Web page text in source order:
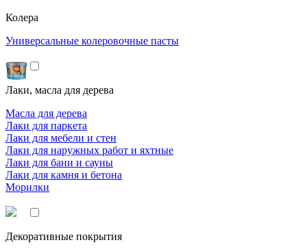
Колера
Универсальные колеровочные пасты
Лаки, масла для дерева
Масла для дерева
Лаки для паркета
Лаки для мебели и стен
Лаки для наружных работ и яхтные
Лаки для бани и сауны
Лаки для камня и бетона
Морилки
Декоративные покрытия